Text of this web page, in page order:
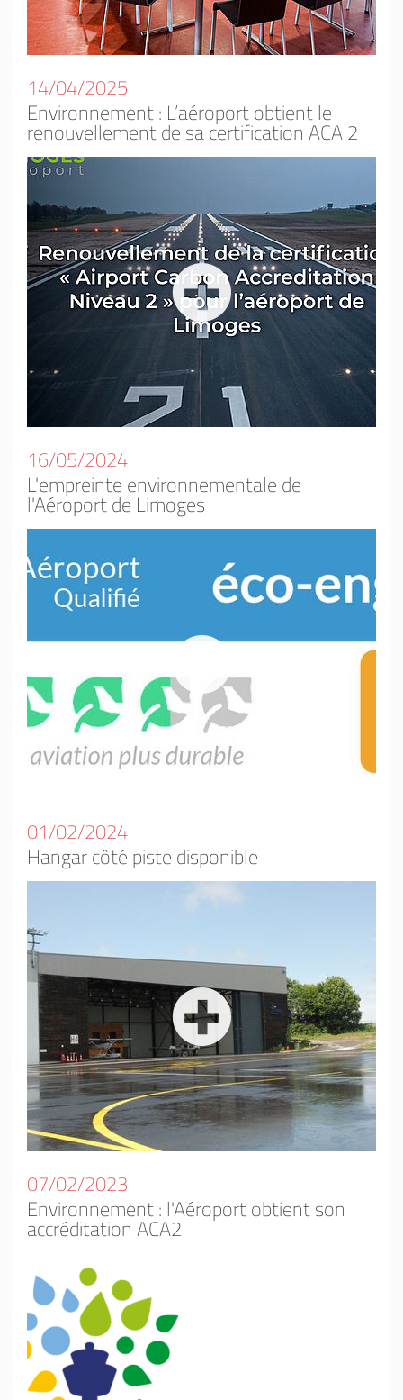
14/04/2025
Environnement : L’aéroport obtient le
renouvellement de sa certification ACA 2
16/05/2024
L'empreinte environnementale de
l'Aéroport de Limoges
01/02/2024
Hangar côté piste disponible
07/02/2023
Environnement : l'Aéroport obtient son
accréditation ACA2